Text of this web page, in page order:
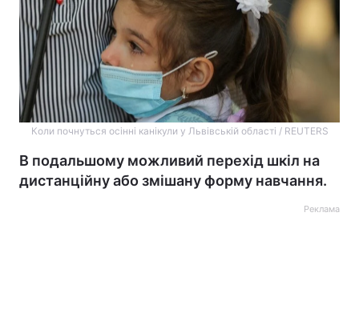
Коли почнуться осінні канікули у Львівській області / REUTERS
В подальшому можливий перехід шкіл на
дистанційну або змішану форму навчання.
Реклама